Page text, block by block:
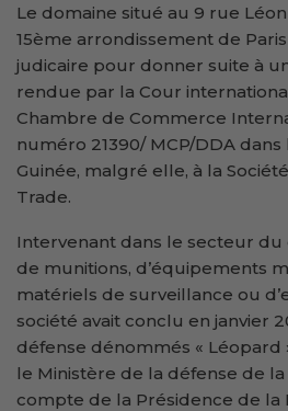
Le domaine situé au 9 rue
15ème arrondissement de
judicaire pour donner suite à
rendue par la Cour
Chambre de Commerce
numéro 21390/ MCP/DDA
Guinée, malgré elle, à la
Trade.
Intervenant dans le secteur du
de munitions, d’équipements
matériels de surveillance ou
société avait conclu en janvier
défense dénommés « Léopard
le Ministère de la défense de la
compte de la Présidence de la